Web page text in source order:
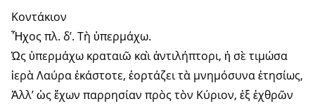
Κοντάκιον
Ἦχος πλ. δ’. Τὴ ὑπερμάχω.
Ὡς ὑπερμάχω κραταιῶ καὶ ἀντιλήπτορι, ἡ σὲ τιμώσα
ἱερὰ Λαύρα ἑκάστοτε, ἑορτάζει τὰ μνημόσυνα ἐτησίως,
Ἀλλ’ ὡς ἔχων παρρησίαν πρὸς τὸν Κύριον, ἐξ ἐχθρῶν